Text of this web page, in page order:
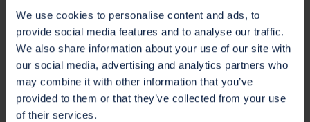
We use cookies to personalise content and ads, to
provide social media features and to analyse our traffic.
We also share information about your use of our site with
our social media, advertising and analytics partners who
may combine it with other information that you’ve
provided to them or that they’ve collected from your use
of their services.
Unite può trasformare
l'allevamento lattiero-
caseario con benefici
economici, sociali e
ambientali....
Leggi di più »